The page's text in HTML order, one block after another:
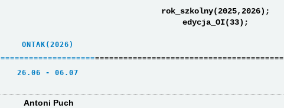
rok_szkolny(2025,2026);
edycja_OI(33);
    ONTAK(2026)
====================
   26.06 - 06.07
Antoni Puch